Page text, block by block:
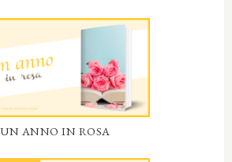
UN ANNO IN ROSA